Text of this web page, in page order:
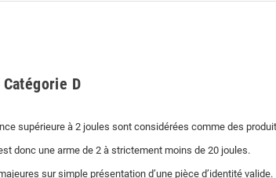
D
supérieure à 2 joules sont considérées comme des
donc une arme de 2 à strictement moins de 20 joules.
sur simple présentation d’une pièce d’identité valide.